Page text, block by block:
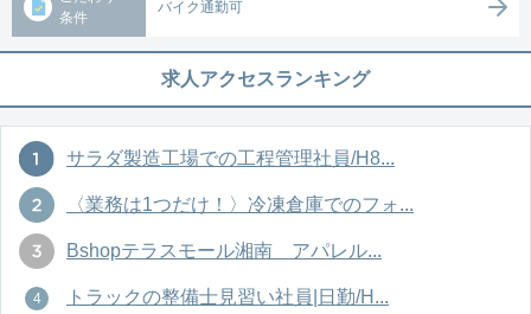
条件
バイク通勤可
求人アクセスランキング
サラダ製造工場での工程管理社員/H8...
〈業務は1つだけ！〉冷凍倉庫でのフォ...
Bshopテラスモール湘南 アパレル...
トラックの整備士見習い社員|日勤/H...